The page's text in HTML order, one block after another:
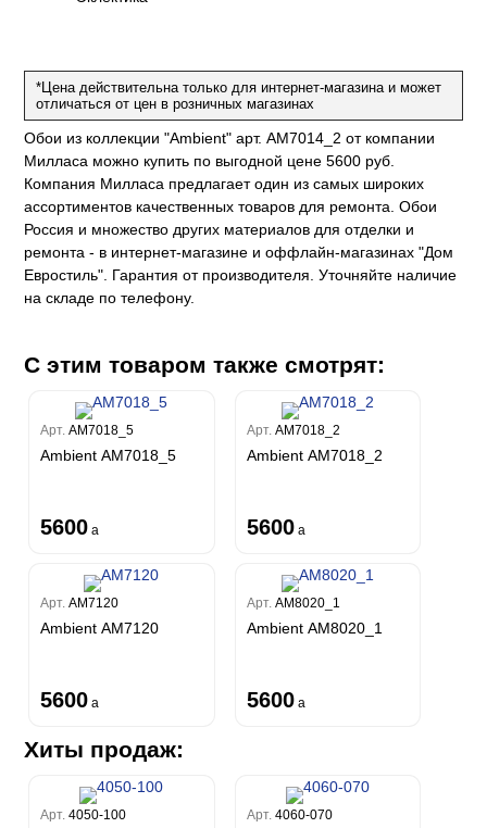
Спектрум Тренд
Спектрум Плюс
Гави
Спектрум Только
Спектрум Бокс
Спектрум Бум
Бергги
Ребекка
Бруни
Джорджио
Felicita
Чезара
Палаззо
Карназза
Биги
Легенда
Kumano
Loft Superior
City Glow
Touch
Shades
Citi Glam
Empire
Rasch
Chatelaine
Sherlock
Florentine III
Grandeco
La Storia
La Storia 2
Wiganford
Lunman
Crystal
Crystal Stone
Du&Ka
Lifestyle
Him
*Цена действительна только для интернет-магазина и может
отличаться от цен в розничных магазинах
Обои из коллекции "Ambient" арт. AM7014_2 от компании
Милласа можно купить по выгодной цене 5600 руб.
Компания Милласа предлагает один из самых широких
ассортиментов качественных товаров для ремонта. Обои
Россия и множество других материалов для отделки и
ремонта - в интернет-магазине и оффлайн-магазинах "Дом
Евростиль". Гарантия от производителя. Уточняйте наличие
на складе по телефону.
С этим товаром также смотрят:
Арт.AM7018_5
Ambient AM7018_5
5600 a
Арт. AM7018_2
Ambient AM7018_2
5600 a
Арт.AM7120
Ambient AM7120
5600 a
Арт. AM8020_1
Ambient AM8020_1
5600 a
Хиты продаж:
Арт.4050-100 Арт. 4060-070